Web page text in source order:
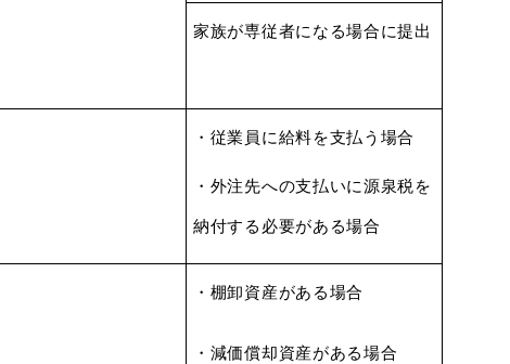
家族が専従者になる場合に提出
・従業員に給料を支払う 場合
・外注先への支払いに源泉税を
納付する必要がある場合
・棚卸資産がある場合
・減価償却資産がある場合